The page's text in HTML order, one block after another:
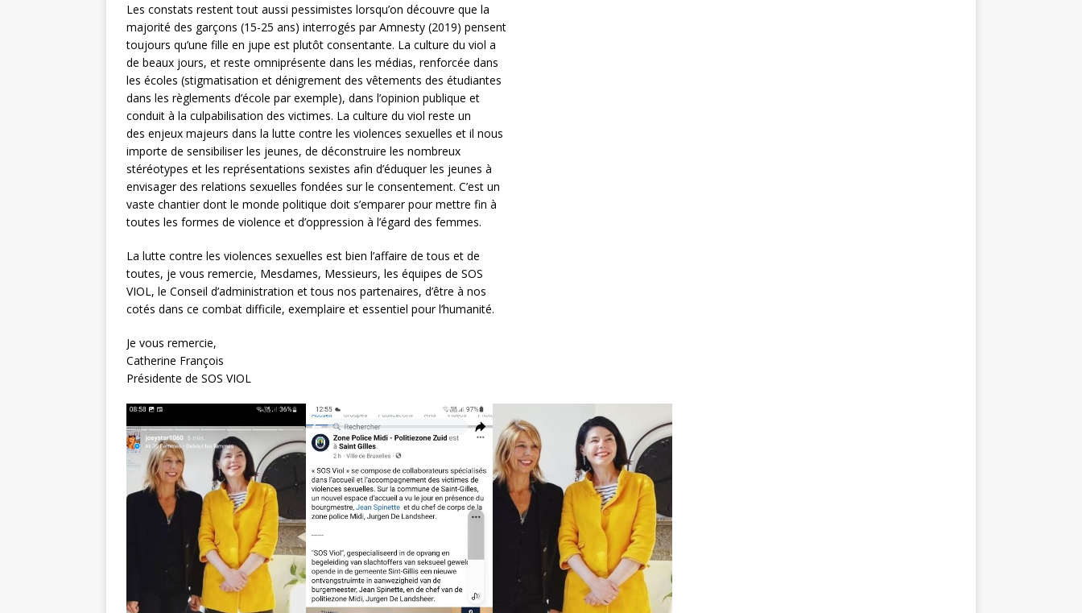
Les constats restent tout aussi pessimistes lorsqu’on découvre que la
majorité des garçons (15-25 ans) interrogés par Amnesty (2019) pensent
toujours qu’une fille en jupe est plutôt consentante. La culture du viol a
de beaux jours, et reste omniprésente dans les médias, renforcée dans
les écoles (stigmatisation et dénigrement des vêtements des étudiantes
dans les règlements d’école par exemple), dans l’opinion publique et
conduit à la culpabilisation des victimes. La culture du viol reste un
des enjeux majeurs dans la lutte contre les violences sexuelles et il nous
importe de sensibiliser les jeunes, de déconstruire les nombreux
stéréotypes et les représentations sexistes afin d’éduquer les jeunes à
envisager des relations sexuelles fondées sur le consentement. C’est un
vaste chantier dont le monde politique doit s’emparer pour mettre fin à
toutes les formes de violence et d’oppression à l’égard des femmes.
La lutte contre les violences sexuelles est bien l’affaire de tous et de
toutes, je vous remercie, Mesdames, Messieurs, les équipes de SOS
VIOL, le Conseil d’administration et tous nos partenaires, d’être à nos
cotés dans ce combat difficile, exemplaire et essentiel pour l’humanité.
Je vous remercie,
Catherine François
Présidente de SOS VIOL